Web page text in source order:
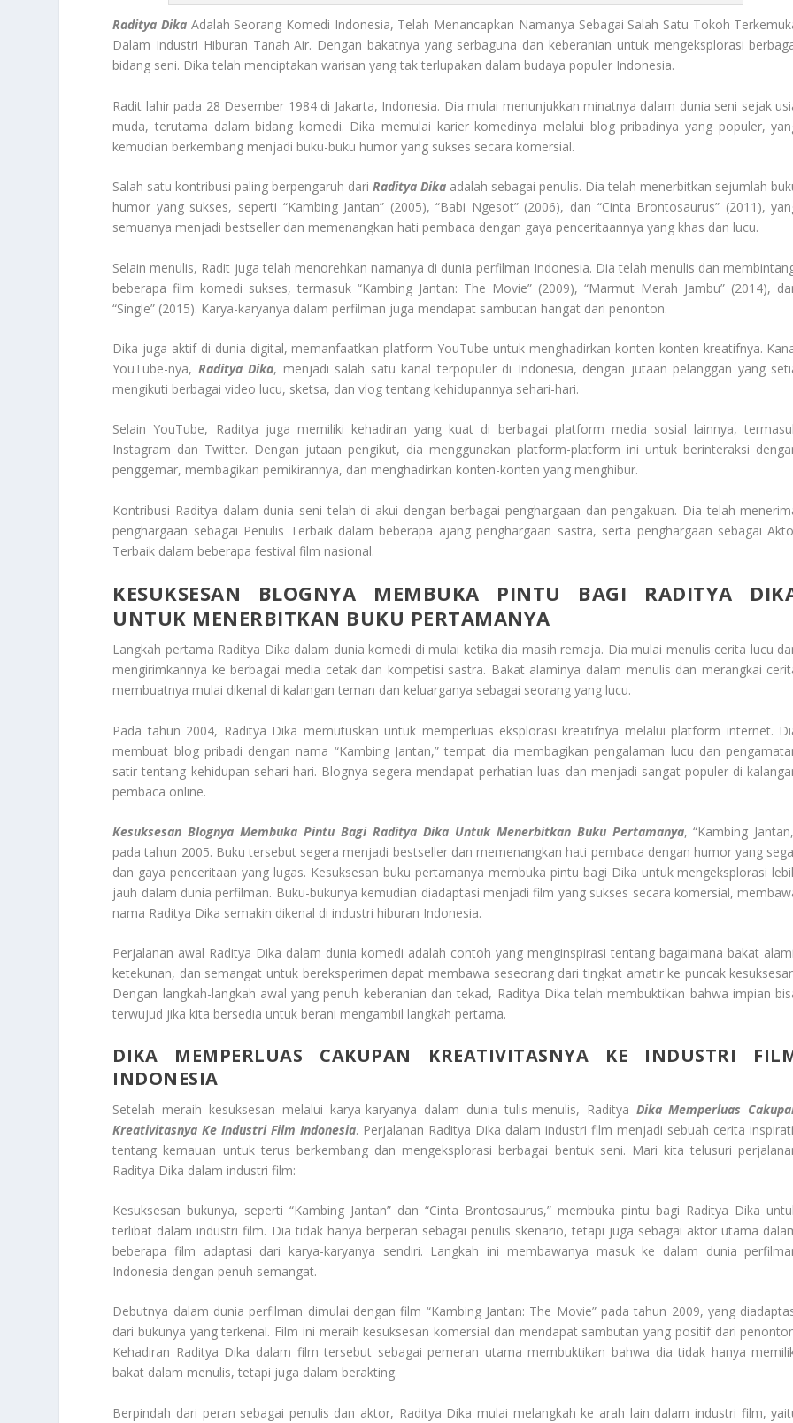
Raditya DikaAdalah Seorang Komedi Indonesia, Telah Menancapkan Namanya Sebagai Salah Satu Tokoh
Dalam Industri Hiburan Tanah Air. Dengan bakatnya yang serbaguna dan keberanian untuk mengeksplorasi
bidang seni. Dika telah menciptakan warisan yang tak terlupakan dalam budaya populer Indonesia.
Radit lahir pada 28 Desember 1984 di Jakarta, Indonesia. Dia mulai menunjukkan minatnya dalam dunia seni sejak
muda, terutama dalam bidang komedi. Dika memulai karier komedinya melalui blog pribadinya yang populer,
kemudian berkembang menjadi buku-buku humor yang sukses secara komersial.
Salah satu kontribusi paling berpengaruh dariRaditya Dika adalah sebagai penulis. Dia telah menerbitkan sejumlah
humor yang sukses, seperti “Kambing Jantan” (2005), “Babi Ngesot” (2006), dan “Cinta Brontosaurus” (2011),
semuanya menjadi bestseller dan memenangkan hati pembaca dengan gaya penceritaannya yang khas dan lucu.
Selain menulis, Radit juga telah menorehkan namanya di dunia perfilman Indonesia. Dia telah menulis dan
beberapa film komedi sukses, termasuk “Kambing Jantan: The Movie” (2009), “Marmut Merah Jambu” (2014),
“Single” (2015). Karya-karyanya dalam perfilman juga mendapat sambutan hangat dari penonton.
Dika juga aktif di dunia digital, memanfaatkan platform YouTube untuk menghadirkan konten-konten kreatifnya.
YouTube-nya, Raditya Dika, menjadi salah satu kanal terpopuler di Indonesia, dengan jutaan pelanggan yang
mengikuti berbagai video lucu, sketsa, dan vlog tentang kehidupannya sehari-hari.
Selain YouTube, Raditya juga memiliki kehadiran yang kuat di berbagai platform media sosial lainnya,
Instagram dan Twitter. Dengan jutaan pengikut, dia menggunakan platform-platform ini untuk berinteraksi
penggemar, membagikan pemikirannya, dan menghadirkan konten-konten yang menghibur.
Kontribusi Raditya dalam dunia seni telah di akui dengan berbagai penghargaan dan pengakuan. Dia telah
penghargaan sebagai Penulis Terbaik dalam beberapa ajang penghargaan sastra, serta penghargaan sebagai
Terbaik dalam beberapa festival film nasional.
KESUKSESAN BLOGNYA MEMBUKA PINTU BAGI RADITYA
UNTUK MENERBITKAN BUKU PERTAMANYA
Langkah pertama Raditya Dika dalam dunia komedi di mulai ketika dia masih remaja. Dia mulai menulis cerita lucu
mengirimkannya ke berbagai media cetak dan kompetisi sastra. Bakat alaminya dalam menulis dan merangkai
membuatnya mulai dikenal di kalangan teman dan keluarganya sebagai seorang yang lucu.
Pada tahun 2004, Raditya Dika memutuskan untuk memperluas eksplorasi kreatifnya melalui platform internet.
membuat blog pribadi dengan nama “Kambing Jantan,” tempat dia membagikan pengalaman lucu dan
satir tentang kehidupan sehari-hari. Blognya segera mendapat perhatian luas dan menjadi sangat populer di
pembaca online.
Kesuksesan Blognya Membuka Pintu Bagi Raditya Dika Untuk Menerbitkan Buku Pertamanya, “Kambing
pada tahun 2005. Buku tersebut segera menjadi bestseller dan memenangkan hati pembaca dengan humor yang
dan gaya penceritaan yang lugas. Kesuksesan buku pertamanya membuka pintu bagi Dika untuk mengeksplorasi
jauh dalam dunia perfilman. Buku-bukunya kemudian diadaptasi menjadi film yang sukses secara komersial,
nama Raditya Dika semakin dikenal di industri hiburan Indonesia.
Perjalanan awal Raditya Dika dalam dunia komedi adalah contoh yang menginspirasi tentang bagaimana bakat
ketekunan, dan semangat untuk bereksperimen dapat membawa seseorang dari tingkat amatir ke puncak
Dengan langkah-langkah awal yang penuh keberanian dan tekad, Raditya Dika telah membuktikan bahwa impian
terwujud jika kita bersedia untuk berani mengambil langkah pertama.
DIKA MEMPERLUAS CAKUPAN KREATIVITASNYA KE INDUSTRI
INDONESIA
Setelah meraih kesuksesan melalui karya-karyanya dalam dunia tulis-menulis, Raditya Dika Memperluas
Kreativitasnya Ke Industri Film Indonesia. Perjalanan Raditya Dika dalam industri film menjadi sebuah cerita
tentang kemauan untuk terus berkembang dan mengeksplorasi berbagai bentuk seni. Mari kita telusuri
Raditya Dika dalam industri film:
Kesuksesan bukunya, seperti “Kambing Jantan” dan “Cinta Brontosaurus,” membuka pintu bagi Raditya Dika
terlibat dalam industri film. Dia tidak hanya berperan sebagai penulis skenario, tetapi juga sebagai aktor utama
beberapa film adaptasi dari karya-karyanya sendiri. Langkah ini membawanya masuk ke dalam dunia
Indonesia dengan penuh semangat.
Debutnya dalam dunia perfilman dimulai dengan film “Kambing Jantan: The Movie” pada tahun 2009, yang
dari bukunya yang terkenal. Film ini meraih kesuksesan komersial dan mendapat sambutan yang positif dari
Kehadiran Raditya Dika dalam film tersebut sebagai pemeran utama membuktikan bahwa dia tidak hanya
bakat dalam menulis, tetapi juga dalam berakting.
Berpindah dari peran sebagai penulis dan aktor, Raditya Dika mulai melangkah ke arah lain dalam industri film,